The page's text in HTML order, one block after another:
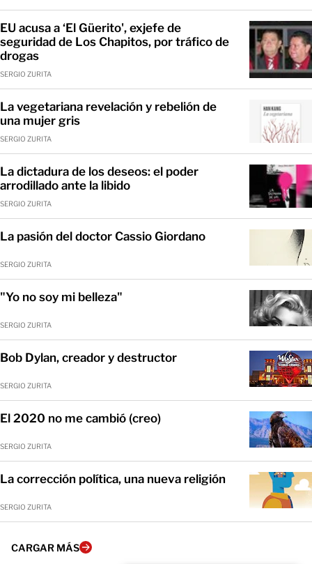
EU acusa a ‘El Güerito', exjefe de
seguridad de Los Chapitos, por tráfico de
drogas
SERGIO ZURITA
La vegetariana revelación y rebelión de
una mujer gris
SERGIO ZURITA
La dictadura de los deseos: el poder
arrodillado ante la libido
SERGIO ZURITA
La pasión del doctor Cassio Giordano
SERGIO ZURITA
"Yo no soy mi belleza"
SERGIO ZURITA
Bob Dylan, creador y destructor
SERGIO ZURITA
El 2020 no me cambió (creo)
SERGIO ZURITA
La corrección política, una nueva religión
SERGIO ZURITA
CARGAR MÁS